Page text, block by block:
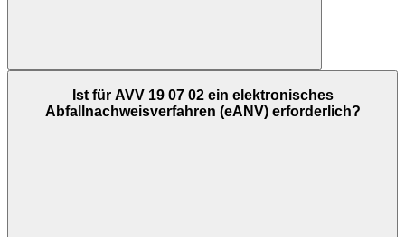
Ist für AVV 19 07 02 ein elektronisches
Abfallnachweisverfahren (eANV) erforderlich?